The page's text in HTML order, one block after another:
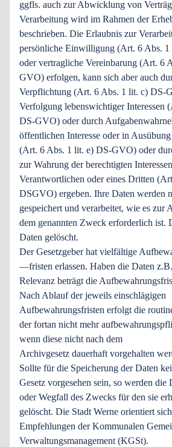
ggfls. auch zur Abwicklung von
Verarbeitung wird im Rahmen der
beschrieben. Die Erlaubnis zur
persönliche Einwilligung (Art. 6 Abs.
oder vertragliche Vereinbarung (Art. 6
GVO) erfolgen, kann sich aber auch
Verpflichtung (Art. 6 Abs. 1 lit. c) DS-
Verfolgung lebenswichtiger Interessen
DS-GVO) oder durch
öffentlichen Interesse oder in
(Art. 6 Abs. 1 lit. e) DS-GVO) oder
zur Wahrung der berechtigten
Verantwortlichen oder eines Dritten
DSGVO) ergeben. Ihre Daten werden
gespeichert und verarbeitet, wie es zur
dem genannten Zweck erforderlich ist.
Daten gelöscht.
Der Gesetzgeber hat vielfältige
—fristen erlassen. Haben die Daten
Relevanz beträgt die
Nach Ablauf der jeweils einschlägigen
Aufbewahrungsfristen erfolgt die
der fortan nicht mehr
wenn diese nicht nach dem
Archivgesetz dauerhaft vorgehalten
Sollte für die Speicherung der Daten
Gesetz vorgesehen sein, so werden
oder Wegfall des Zwecks für den sie
gelöscht. Die Stadt Werne orientiert
Empfehlungen der Kommunalen
Verwaltungsmanagement (KGSt).